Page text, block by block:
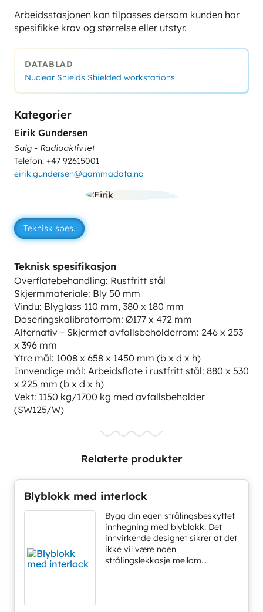
Arbeidsstasjonen kan tilpasses dersom kunden har
spesifikke krav og størrelse eller utstyr.
DATABLAD
Nuclear Shields Shielded workstations
Kategorier
Eirik Gundersen
Salg - Radioaktivtet
Telefon: +47 92615001
eirik.gundersen@gammadata.no
Teknisk spes.
Teknisk spesifikasjon
Overflatebehandling: Rustfritt stål
Skjermmateriale: Bly 50 mm
Vindu: Blyglass 110 mm, 380 x 180 mm
Doseringskalibratorrom: Ø177 x 472 mm
Alternativ – Skjermet avfallsbeholderrom: 246 x 253
x 396 mm
Ytre mål: 1008 x 658 x 1450 mm (b x d x h)
Innvendige mål: Arbeidsflate i rustfritt stål: 880 x 530
x 225 mm (b x d x h)
Vekt: 1150 kg/1700 kg med avfallsbeholder
(SW125/W)
Relaterte produkter
Blyblokk med interlock
Bygg din egen strålingsbeskyttet
innhegning med blyblokk. Det
innvirkende designet sikrer at det
ikke vil være noen
strålingslekkasje mellom...